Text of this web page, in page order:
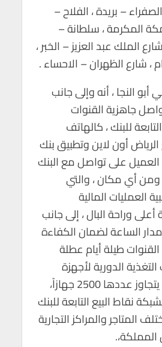
– بريدة ، الفلاح –
المكرمة ، سلطانة –
الملك عبد العزيز – الخبر ،
، شارع الظهران – الاحساء .
أبو النجا ، أنه وإلى جانب
جاهزية القنوات
للبنك ، كالهاتف
أون لاين وتطبيق بنك
العميل على تواصل مع البنك
ومن أي مكان ، والتي
العمليات المالية
وراحة البال ، إلى جانب
الساعة لضمان الكفاءة
القنوات طيلة أيام عطلة
الدورية لأجهزة
الصرف الآلي التي يتجاوز عددها 2500 جهازاً،
نقاط البيع التابعة للبنك
المتاجر والمراكز التجارية